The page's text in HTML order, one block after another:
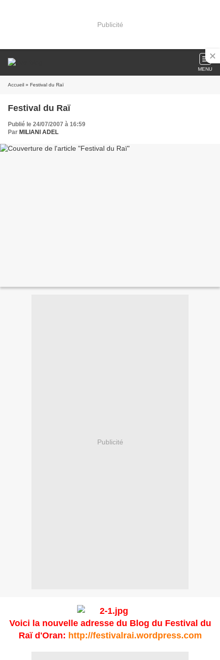
Publicité
MENU
Accueil » Festival du Raï
Festival du Raï
Publié le 24/07/2007 à 16:59
Par MILIANI ADEL
Publicité
Voici la nouvelle adresse du Blog du Festival du
Raï d'Oran: http://festivalrai.wordpress.com